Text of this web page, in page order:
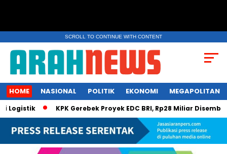
SCROLL TO CONTINUE WITH CONTENT
HOME NASIONAL POLITIK EKONOMI MEGAPOLITAN
KPK Gerebek Proyek EDC BRI, Rp28 Miliar Disembunyi